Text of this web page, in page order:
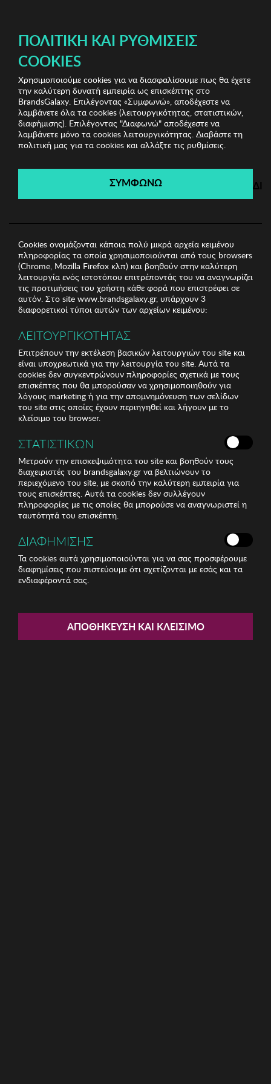
Biston Ανδρικά Σορτς-Βερμούδες
Ανδρική
Βερμούδα BISTON
Biston
Λήγει σε: 00ημέρες | 00ώρες 00λεπτά 00δευτ.
Ανδρική Βερμούδα BISTON
ΠΟΛΙΤΙΚΉ ΚΑΙ ΡΥΘΜΊΣΕΙΣ
COOKIES
Χρησιμοποιούμε cookies για να διασφαλίσουμε πως θα έχετε
την καλύτερη δυνατή εμπειρία ως επισκέπτης στο
BrandsGalaxy. Επιλέγοντας «Συμφωνώ», αποδέχεστε να
λαμβάνετε όλα τα cookies (λειτουργικότητας, στατιστικών,
διαφήμισης). Επιλέγοντας "Διαφωνώ" αποδέχεστε να
λαμβάνετε μόνο τα cookies λειτουργικότητας. Διαβάστε τη
πολιτική μας για τα cookies και αλλάξτε τις ρυθμίσεις.
ΣΥΜΦΩΝΩ
Cookies ονομάζονται κάποια πολύ μικρά αρχεία κειμένου
πληροφορίας τα οποία χρησιμοποιούνται από τους browsers
(Chrome, Mozilla Firefox κλπ) και βοηθούν στην καλύτερη
λειτουργία ενός ιστοτόπου επιτρέποντάς του να αναγνωρίζει
τις προτιμήσεις του χρήστη κάθε φορά που επιστρέφει σε
αυτόν. Στο site www.brandsgalaxy.gr, υπάρχουν 3
διαφορετικοί τύποι αυτών των αρχείων κειμένου:
ΛΕΙΤΟΥΡΓΙΚΟΤΗΤΑΣ
Επιτρέπουν την εκτέλεση βασικών λειτουργιών του site και
είναι υποχρεωτικά για την λειτουργία του site. Αυτά τα
cookies δεν συγκεντρώνουν πληροφορίες σχετικά με τους
επισκέπτες που θα μπορούσαν να χρησιμοποιηθούν για
λόγους marketing ή για την απομνημόνευση των σελίδων
του site στις οποίες έχουν περιηγηθεί και λήγουν με το
κλείσιμο του browser.
ΣΤΑΤΙΣΤΙΚΩΝ
Μετρούν την επισκεψιμότητα του site και βοηθούν τους
διαχειριστές του brandsgalaxy.gr να βελτιώνουν το
περιεχόμενο του site, με σκοπό την καλύτερη εμπειρία για
τους επισκέπτες. Αυτά τα cookies δεν συλλέγουν
πληροφορίες με τις οποίες θα μπορούσε να αναγνωριστεί η
ταυτότητά του επισκέπτη.
ΔΙΑΦΗΜΙΣΗΣ
Τα cookies αυτά χρησιμοποιούνται για να σας προσφέρουμε
διαφημίσεις που πιστεύουμε ότι σχετίζονται με εσάς και τα
ενδιαφέροντά σας.
ΑΠΟΘΉΚΕΥΣΗ ΚΑΙ ΚΛΕΊΣΙΜΟ